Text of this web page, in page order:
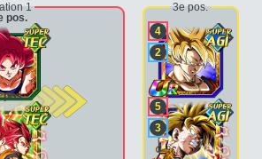
1
pos.
pos.
3e pos.
4
2
5
3